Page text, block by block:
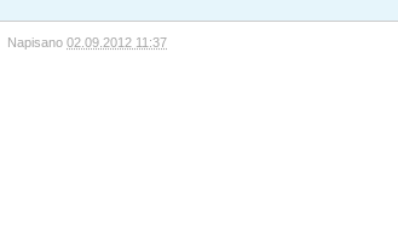
Napisano02.09.2012 11:37